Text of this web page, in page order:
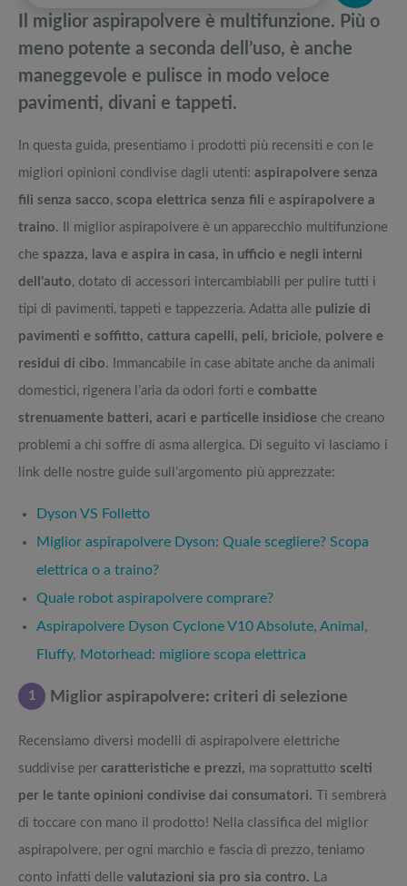
Aspirapolvere Dyson Cyclone V10 Absolute, Animal, Fluffy,
Motorhead: migliore scopa elettrica
Offerte robot aspirapolvere da non perdere nella Black Friday Week
Il miglior aspirapolvere è multifunzione. Più o
meno potente a seconda dell’uso, è anche
maneggevole e pulisce in modo veloce
pavimenti, divani e tappeti.
In questa guida, presentiamo i prodotti più recensiti e con le
migliori opinioni condivise dagli utenti: aspirapolvere senza
fili senza sacco, scopa elettrica senza fili e aspirapolvere a
traino. Il miglior aspirapolvere è un apparecchio multifunzione
che spazza, lava e aspira in casa, in ufficio e negli interni
dell’auto, dotato di accessori intercambiabili per pulire tutti i
tipi di pavimenti, tappeti e tappezzeria. Adatta alle pulizie di
pavimenti e soffitto, cattura capelli, peli, briciole, polvere e
residui di cibo. Immancabile in case abitate anche da animali
domestici, rigenera l’aria da odori forti e combatte
strenuamente batteri, acari e particelle insidiose che creano
problemi a chi soffre di asma allergica. Di seguito vi lasciamo i
link delle nostre guide sull’argomento più apprezzate:
Dyson VS Folletto
Miglior aspirapolvere Dyson: Quale scegliere? Scopa
elettrica o a traino?
Quale robot aspirapolvere comprare?
Aspirapolvere Dyson Cyclone V10 Absolute, Animal,
Fluffy, Motorhead: migliore scopa elettrica
1 Miglior aspirapolvere: criteri di selezione
Recensiamo diversi modelli di aspirapolvere elettriche
suddivise per caratteristiche e prezzi, ma soprattutto scelti
per le tante opinioni condivise dai consumatori. Ti sembrerà
di toccare con mano il prodotto! Nella classifica del miglior
aspirapolvere, per ogni marchio e fascia di prezzo, teniamo
conto infatti delle valutazioni sia pro sia contro. La